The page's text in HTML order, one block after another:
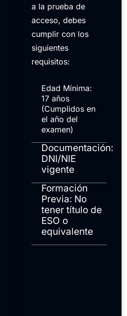
a la prueba de
acceso, debes
cumplir con los
siguientes
requisitos:
Edad Mínima:
17 años
(Cumplidos en
el año del
examen)
Documentación:
DNI/NIE
vigente
Formación
Previa: No
tener título de
ESO o
equivalente